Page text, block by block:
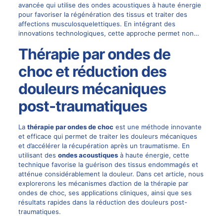
avancée qui utilise des ondes acoustiques à haute énergie
pour favoriser la régénération des tissus et traiter des
affections musculosquelettiques. En intégrant des
innovations technologiques, cette approche permet non…
Thérapie par ondes de
choc et réduction des
douleurs mécaniques
post-traumatiques
La thérapie par ondes de choc est une méthode innovante
et efficace qui permet de traiter les douleurs mécaniques
et d’accélérer la récupération après un traumatisme. En
utilisant des ondes acoustiquesà haute énergie, cette
technique favorise la guérison des tissus endommagés et
atténue considérablement la douleur. Dans cet article, nous
explorerons les mécanismes d’action de la thérapie par
ondes de choc, ses applications cliniques, ainsi que ses
résultats rapides dans la réduction des douleurs post-
traumatiques.